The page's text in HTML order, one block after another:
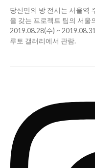
당신만의 방 전시는 서울역
을 갖는 프로젝트 팀의 서울
2019.08.28(수) ~
루토 갤러리에서 관람.